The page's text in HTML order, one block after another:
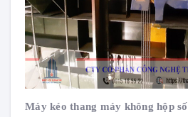
Máy kéo thang máy không hộp số